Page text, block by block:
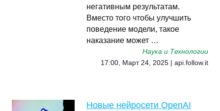
негативным результатам.
Вместо того чтобы улучшить
поведение модели, такое
наказание может …
Наука и Технологии
17:00, Март 24, 2025 | api.follow.it
Новые нейросети OpenAI